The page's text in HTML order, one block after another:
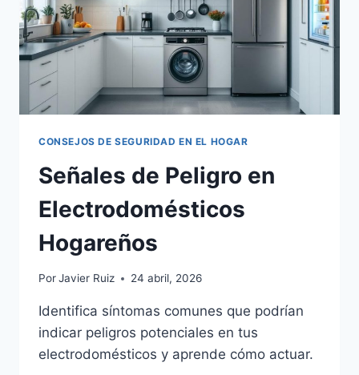
CONSEJOS DE SEGURIDAD EN EL HOGAR
Señales de Peligro en
Electrodomésticos
Hogareños
PorJavier Ruiz 24 abril, 2026
Identifica síntomas comunes que podrían
indicar peligros potenciales en tus
electrodomésticos y aprende cómo actuar.